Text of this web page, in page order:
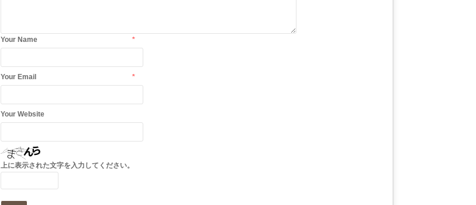
Your Name *
Your Email *
Your Website
上に表示された文字を入力してください。